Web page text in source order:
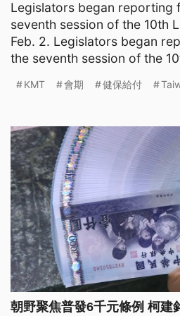
Legislators began reporting
seventh session of the 10th
Feb. 2. Legislators began
the seventh session of the
KMT 會期 健保給付
朝野聚焦普發6千元條例 柯建